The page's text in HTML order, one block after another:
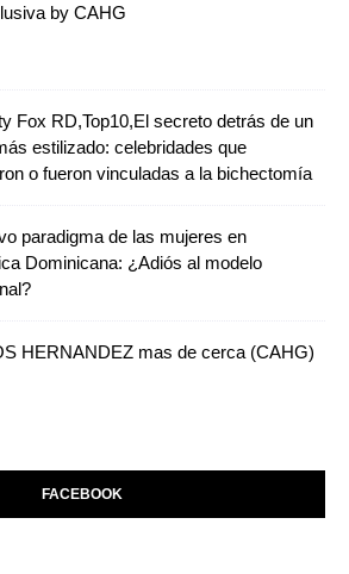
by CAHG
Fox RD,Top10,El secreto detrás de un
estilizado: celebridades que
o fueron vinculadas a la bichectomía
paradigma de las mujeres en
Dominicana: ¿Adiós al modelo
HERNANDEZ mas de cerca (CAHG)
FACEBOOK